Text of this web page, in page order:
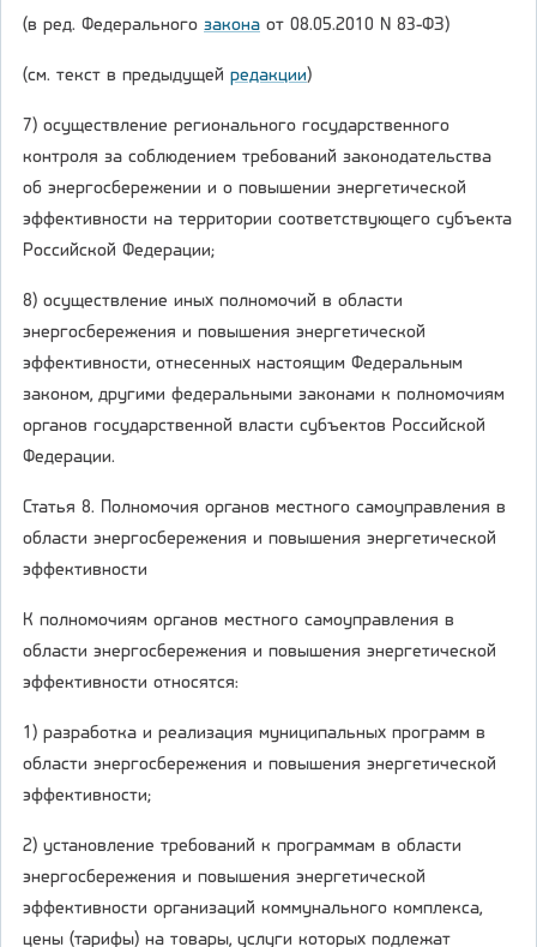
(в ред. Федерального закона от 08.05.2010 N 83-ФЗ)
(см. текст в предыдущей редакции)
7) осуществление регионального государственного
контроля за соблюдением требований законодательства
об энергосбережении и о повышении энергетической
эффективности на территории соответствующего субъекта
Российской Федерации;
8) осуществление иных полномочий в области
энергосбережения и повышения энергетической
эффективности, отнесенных настоящим Федеральным
законом, другими федеральными законами к полномочиям
органов государственной власти субъектов Российской
Федерации.
Статья 8. Полномочия органов местного самоуправления в
области энергосбережения и повышения энергетической
эффективности
К полномочиям органов местного самоуправления в
области энергосбережения и повышения энергетической
эффективности относятся:
1) разработка и реализация муниципальных программ в
области энергосбережения и повышения энергетической
эффективности;
2) установление требований к программам в области
энергосбережения и повышения энергетической
эффективности организаций коммунального комплекса,
цены (тарифы) на товары, услуги которых подлежат